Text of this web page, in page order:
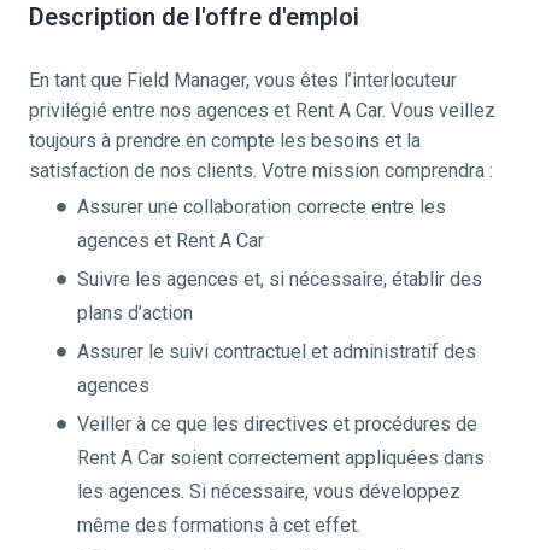
Description de l'offre d'emploi
En tant que Field Manager, vous êtes l’interlocuteur
privilégié entre nos agences et Rent A Car. Vous veillez
toujours à prendre en compte les besoins et la
satisfaction de nos clients. Votre mission comprendra :
Assurer une collaboration correcte entre les
agences et Rent A Car
Suivre les agences et, si nécessaire, établir des
plans d’action
Assurer le suivi contractuel et administratif des
agences
Veiller à ce que les directives et procédures de
Rent A Car soient correctement appliquées dans
les agences. Si nécessaire, vous développez
même des formations à cet effet.